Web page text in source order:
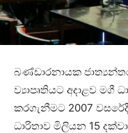
බණ්ඩාරනායක
ව්‍යාපෘතියට අදාළව මගී
කරගැනීමට 2007
ධාරිතාව මිලියන 15